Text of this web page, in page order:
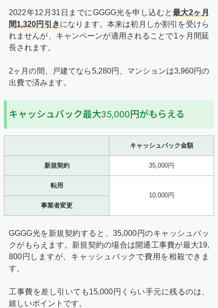
2022年12月31日までにGGGG光を申し込むと 最大2ヶ月
間1,320円引きになります。本来は初月しか割引を受けら
れませんが、キャンペーンが適用されることで1ヶ月間延
長されます。
2ヶ月の間、戸建てなら5,280円、マンションは3,960円の
出費で済みます。
キャッシュバック最大35,000円がもらえる
キャッシュバック金額
新規契約 35,000円
転用
10,000円
事業者変更
GGGG光を新規契約すると、35,000円のキャッシュバッ
クがもらえます。新規契約の場合は開通工事費が最大19,
800円しますが、キャッシュバックで費用を相殺できま
す。
工事費を差し引いても15,000円くらい手元に残るのは、
嬉しいポイントです。